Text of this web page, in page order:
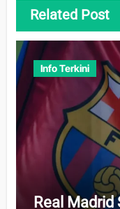
Related Post
Info Terkini
Real Madrid